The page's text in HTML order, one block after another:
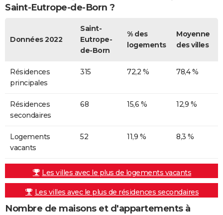
Saint-Eutrope-de-Born ?
Données 2022
Saint-
Eutrope-
de-Born
% des
logements
Moyenne
des villes
Résidences
principales
315 72,2 % 78,4 %
Résidences
secondaires
68 15,6 % 12,9 %
Logements
vacants
52 11,9 % 8,3 %
Les villes avec le plus de logements vacants
Les villes avec le plus de résidences secondaires
Nombre de maisons et d'appartements à